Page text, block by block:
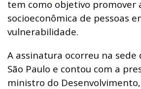
tem como objetivo promover
socioeconômica de pessoas
vulnerabilidade.
A assinatura ocorreu na sede
São Paulo e contou com a
ministro do